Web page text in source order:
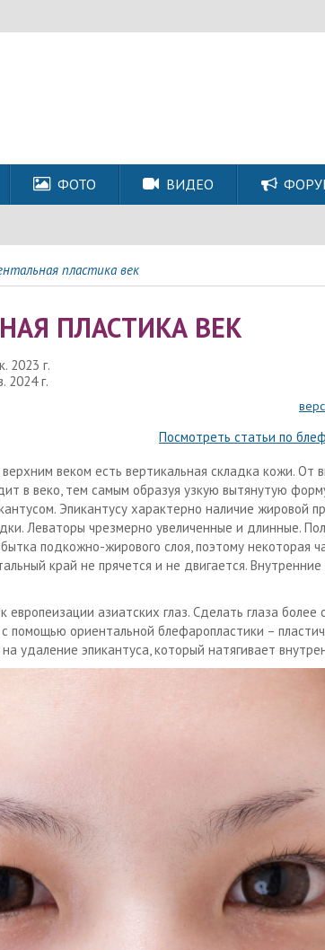
ФОТО ВИДЕО
пластика век
ПЛАСТИКА ВЕК
2023 г.
2024 г.
Посмотреть статьи по
веком есть вертикальная складка кожи. От
в веко, тем самым образуя узкую вытянутую
Эпикантусу характерно наличие жировой
Леваторы чрезмерно увеличенные и длинные.
подкожно-жирового слоя, поэтому некоторая
край не прячется и не двигается. Внутренние
европеизации азиатских глаз. Сделать глаза более
помощью ориентальной блефаропластики –
удаление эпикантуса, который натягивает